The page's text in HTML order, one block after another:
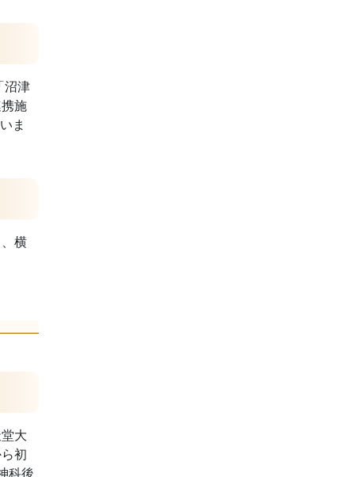
沼津
施
ま
横
大
初
科後